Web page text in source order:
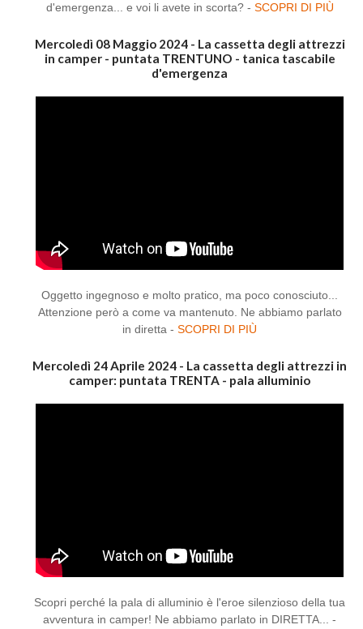
d'emergenza... e voi li avete in scorta? - SCOPRI DI PIÙ
Mercoledì 08 Maggio 2024 - La cassetta degli attrezzi
in camper - puntata TRENTUNO - tanica tascabile
d'emergenza
Oggetto ingegnoso e molto pratico, ma poco conosciuto...
Attenzione però a come va mantenuto. Ne abbiamo parlato
in diretta - SCOPRI DI PIÙ
Mercoledì 24 Aprile 2024 - La cassetta degli attrezzi in
camper: puntata TRENTA - pala alluminio
Scopri perché la pala di alluminio è l'eroe silenzioso della tua
avventura in camper! Ne abbiamo parlato in DIRETTA... -